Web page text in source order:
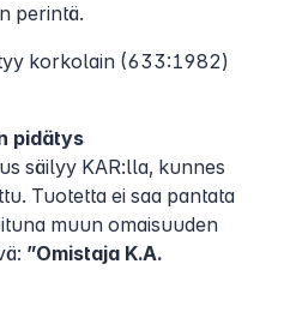
perintä.
korkolain (633:1982)
pidätys
säilyy KAR:lla, kunnes
Tuotetta ei saa pantata
muun omaisuuden
”Omistaja K.A.